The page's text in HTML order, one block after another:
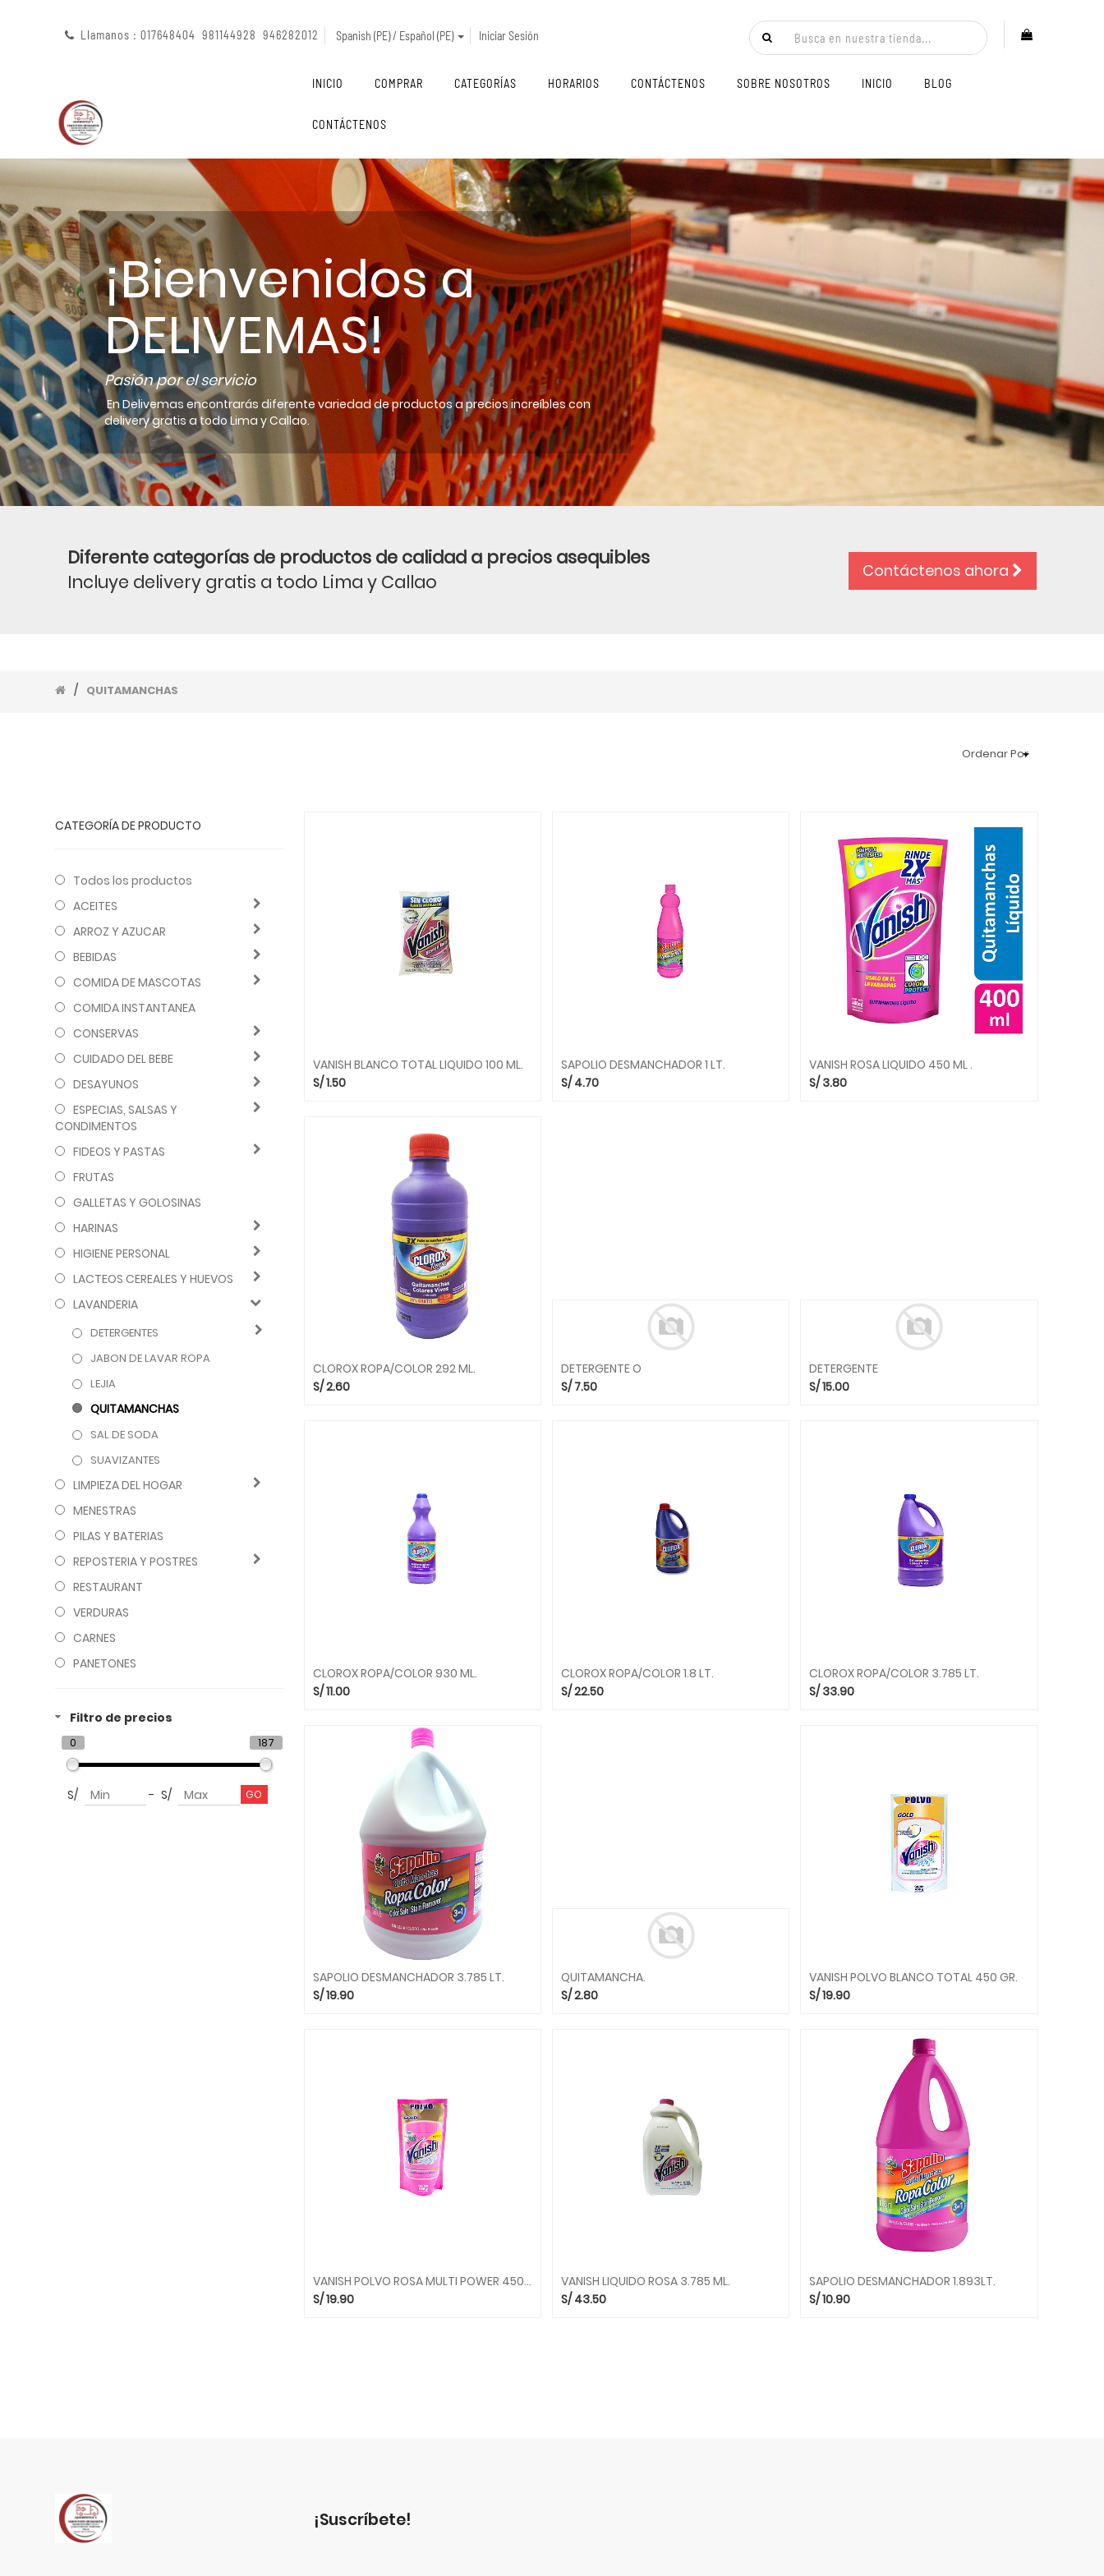
Llamanos : 017648404 981144928 946282012 Spanish (PE) / Español (PE) Iniciar Sesión
INICIO COMPRAR CATEGORÍAS HORARIOS CONTÁCTENOS SOBRE NOSOTROS INICIO BLOG
CONTÁCTENOS
¡Bienvenidos a
DELIVEMAS!
Pasión por el servicio
En Delivemas encontrarás diferente variedad de productos a precios increíbles con
delivery gratis a todo Lima y Callao.
Diferente categorías de productos de calidad a precios asequibles
Incluye delivery gratis a todo Lima y Callao
Contáctenos ahora
/ QUITAMANCHAS
Ordenar Por
CATEGORÍA DE PRODUCTO
Todos los productos
ACEITES
ARROZ Y AZUCAR
BEBIDAS
COMIDA DE MASCOTAS
COMIDA INSTANTANEA
CONSERVAS
CUIDADO DEL BEBE
DESAYUNOS
ESPECIAS, SALSAS Y
CONDIMENTOS
FIDEOS Y PASTAS
FRUTAS
GALLETAS Y GOLOSINAS
HARINAS
HIGIENE PERSONAL
LACTEOS CEREALES Y HUEVOS
LAVANDERIA
DETERGENTES
JABON DE LAVAR ROPA
LEJIA
QUITAMANCHAS
SAL DE SODA
SUAVIZANTES
LIMPIEZA DEL HOGAR
MENESTRAS
PILAS Y BATERIAS
REPOSTERIA Y POSTRES
RESTAURANT
VERDURAS
CARNES
PANETONES
Filtro de precios
0 187
S/ - S/
VANISH BLANCO TOTAL LIQUIDO 100 ML.
S/1.50
SAPOLIO DESMANCHADOR 1 LT.
S/4.70
VANISH ROSA LIQUIDO 450 ML .
S/3.80
CLOROX ROPA/COLOR 292 ML.
S/2.60
DETERGENTE O
S/ 7.50
DETERGENTE
S/15.00
CLOROX ROPA/COLOR 930 ML.
S/11.00
CLOROX ROPA/COLOR 1.8 LT.
S/22.50
CLOROX ROPA/COLOR 3.785 LT.
S/33.90
SAPOLIO DESMANCHADOR 3.785 LT.
S/19.90
QUITAMANCHA.
S/2.80
VANISH POLVO BLANCO TOTAL 450 GR.
S/19.90
VANISH POLVO ROSA MULTI POWER 450 GR.
S/19.90
VANISH LIQUIDO ROSA 3.785 ML.
S/ 43.50
SAPOLIO DESMANCHADOR 1.893LT.
S/10.90
¡suscríbete!